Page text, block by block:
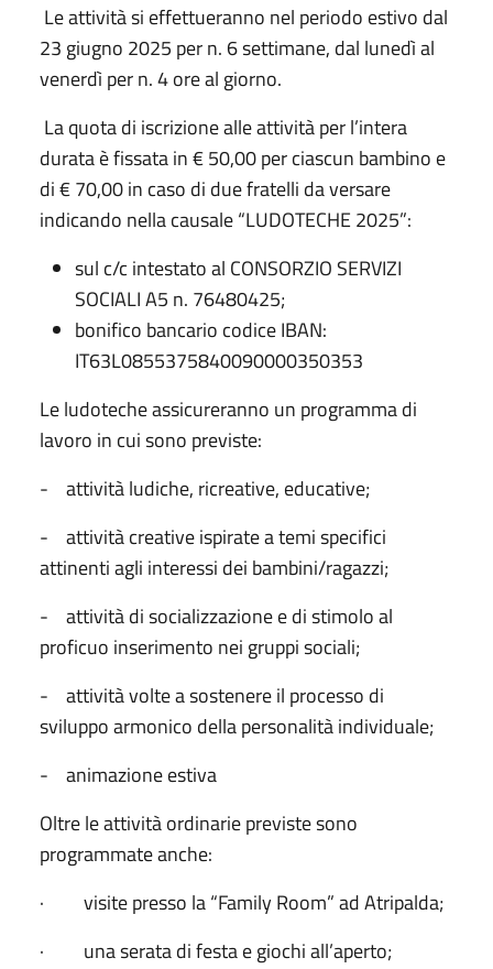
Le attività si effettueranno nel periodo estivo dal
23 giugno 2025 per n. 6 settimane, dal lunedì al
venerdì per n. 4 ore al giorno.
La quota di iscrizione alle attività per l’intera
durata è fissata in € 50,00 per ciascun bambino e
di € 70,00 in caso di due fratelli da versare
indicando nella causale “LUDOTECHE 2025”:
sul c/c intestato al CONSORZIO SERVIZI
SOCIALI A5 n. 76480425;
bonifico bancario codice IBAN:
IT63L0855375840090000350353
Le ludoteche assicureranno un programma di
lavoro in cui sono previste:
- attività ludiche, ricreative, educative;
- attività creative ispirate a temi specifici
attinenti agli interessi dei bambini/ragazzi;
- attività di socializzazione e di stimolo al
proficuo inserimento nei gruppi sociali;
- attività volte a sostenere il processo di
sviluppo armonico della personalità individuale;
- animazione estiva
Oltre le attività ordinarie previste sono
programmate anche:
· visite presso la “Family Room” ad Atripalda;
· una serata di festa e giochi all’aperto;